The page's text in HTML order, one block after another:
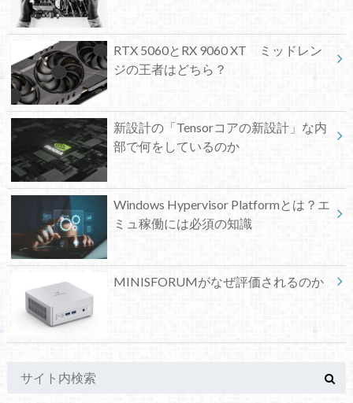
RTX 5060とRX 9060 XT ミッドレン
ジの王者はどちら？
新設計の「Tensorコアの新設計」な内
部で何をしているのか
Windows Hypervisor Platformとは？エ
ミュ稼働には必須の知識
MINISFORUMがなぜ評価されるのか